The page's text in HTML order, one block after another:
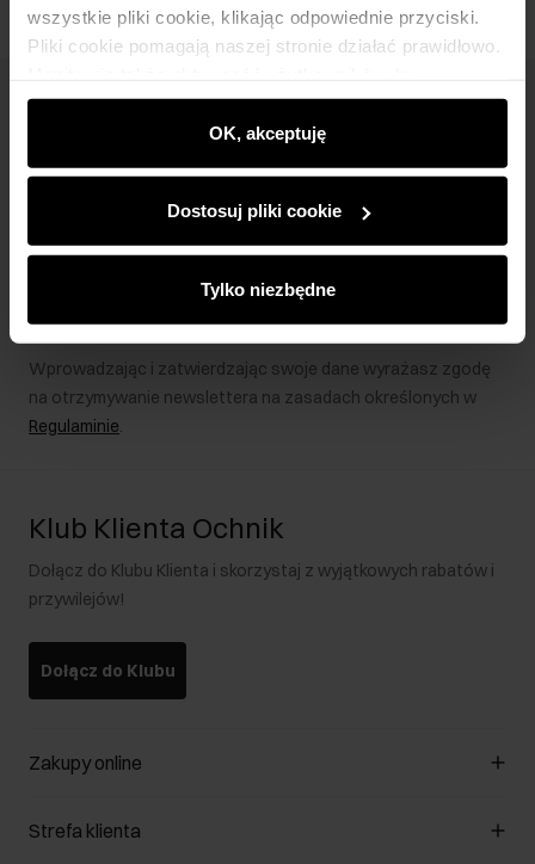
wszystkie pliki cookie, klikając odpowiednie przyciski.
Pliki cookie pomagają naszej stronie działać prawidłowo.
wyświetlać im dopasowane do ich preferencji treści,
rekomendacje oraz komunikaty reklamowe informujące o
najnowszych promocjach w e-sklepie. Informacje o tym,
partnerom społecznościowym, reklamowym i
analitycznym. Partnerzy mogą połączyć te informacje z
podczas korzystania z ich usług.
OK, akceptuję
Dostosuj pliki cookie
Tylko niezbędne
Zapisz się
Wprowadzając i zatwierdzając swoje dane wyrażasz zgodę
na otrzymywanie newslettera na zasadach określonych w
Regulaminie.
Klub Klienta Ochnik
Dołącz do Klubu Klienta i skorzystaj z wyjątkowych rabatów i
przywilejów!
Dołącz do Klubu
Zakupy online
Zarządzaj cookies
Strefa klienta